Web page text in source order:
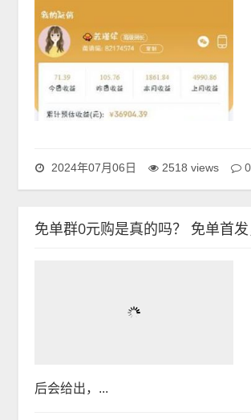
2024年07月06日 2518 views 0
免单群0元购是真的吗？ 免单首